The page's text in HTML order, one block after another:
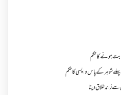
ہونے کا حکم
شوہر کے پاس واپسی کا حکم
زائد طلاق دینا